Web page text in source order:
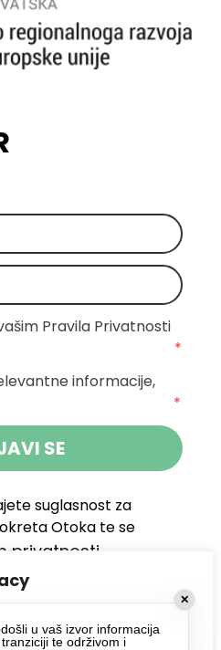
your browsing experience,
and analyze our
Pravila Privatnosti
*
informacije,
*
SE
suglasnost za
Otoka te se
privatnosti.
✕
u vaš izvor informacija
te održivom i